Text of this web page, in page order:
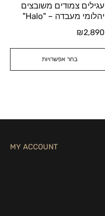
בחר אפשרויות
עגילים צמודים משובצים
יהלומי מעבדה – "Halo"
₪2,890
MY ACCOUNT